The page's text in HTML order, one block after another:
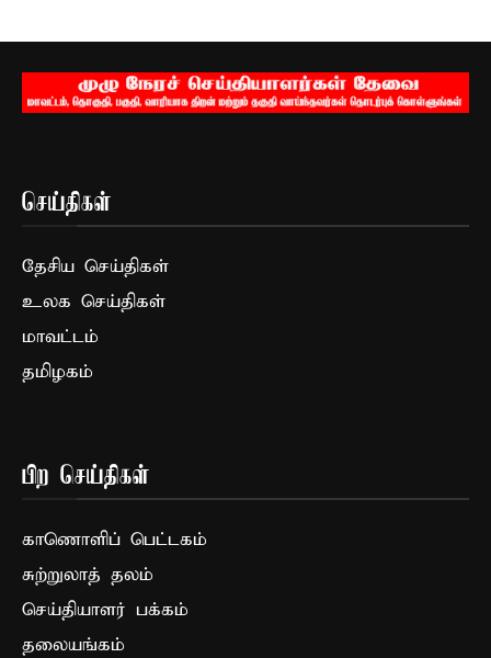
செய்திகள்
தேசிய செய்திகள்
உலக செய்திகள்
மாவட்டம்
தமிழகம்
பிற செய்திகள்
காணொளிப் பெட்டகம்
சுற்றுலாத் தலம்
செய்தியாளர் பக்கம்
தலையங்கம்